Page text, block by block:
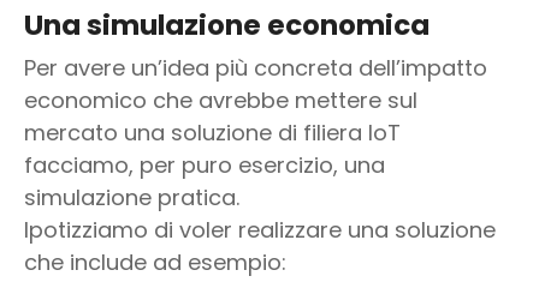
Una simulazione economica
Per avere un’idea più concreta dell’impatto
economico che avrebbe mettere sul
mercato una soluzione di filiera IoT
facciamo, per puro esercizio, una
simulazione pratica.
Ipotizziamo di voler realizzare una soluzione
che include ad esempio: